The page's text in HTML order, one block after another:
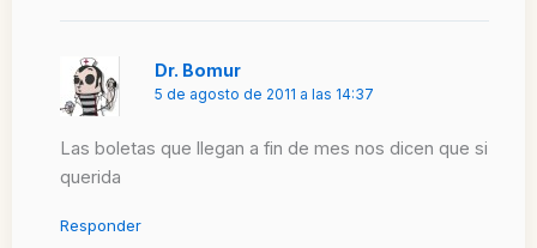
Dr. Bomur
5 de agosto de 2011 a las 14:37
Las boletas que llegan a fin de mes nos dicen que si
querida
Responder